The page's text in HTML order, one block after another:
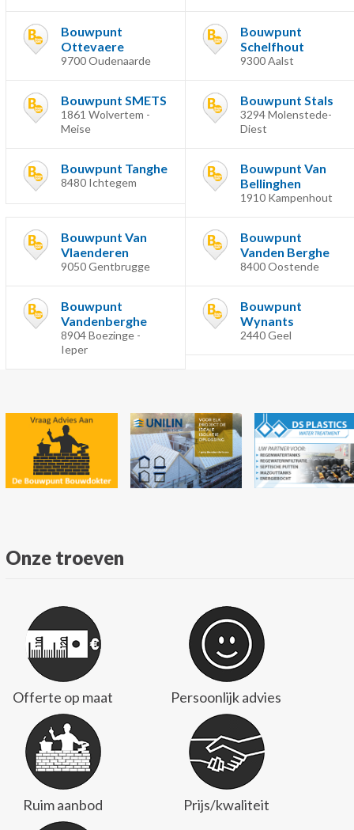
Bouwpunt
Ottevaere
9700 Oudenaarde
Bouwpunt
Schelfhout
9300 Aalst
Bouwpunt SMETS
1861 Wolvertem -
Meise
Bouwpunt Stals
3294 Molenstede-
Diest
Bouwpunt Tanghe
8480 Ichtegem
Bouwpunt Van
Bellinghen
1910 Kampenhout
Bouwpunt Van
Vlaenderen
9050 Gentbrugge
Bouwpunt
Vanden Berghe
8400 Oostende
Bouwpunt
Vandenberghe
8904 Boezinge -
Ieper
Bouwpunt
Wynants
2440 Geel
Onze troeven
Offerte op maat Persoonlijk advies
Ruim aanbod Prijs/kwaliteit